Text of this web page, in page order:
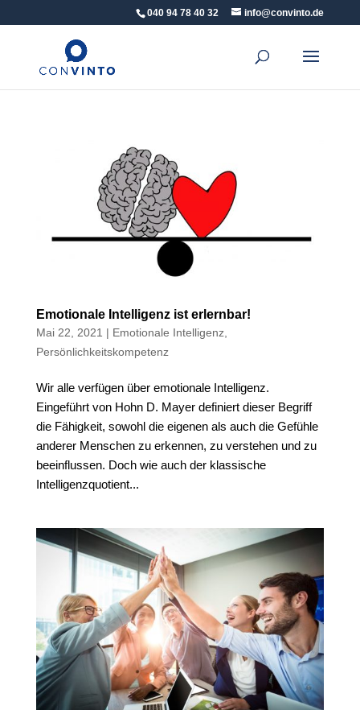
040 94 78 40 32 info@convinto.de
Emotionale Intelligenz ist erlernbar!
Mai 22, 2021 | Emotionale Intelligenz,
Persönlichkeitskompetenz
Wir alle verfügen über emotionale Intelligenz.
Eingeführt von Hohn D. Mayer definiert dieser Begriff
die Fähigkeit, sowohl die eigenen als auch die Gefühle
anderer Menschen zu erkennen, zu verstehen und zu
beeinflussen. Doch wie auch der klassische
Intelligenzquotient...